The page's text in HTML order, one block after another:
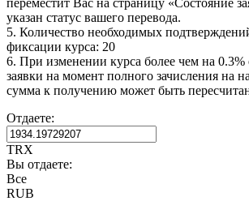
указан статус вашего перевода.
5. Количество необходимых
фиксации курса: 20
6. При изменении курса более чем на 0.3%
заявки на момент полного зачисления на
сумма к получению может быть
Отдаете:
TRX
Вы отдаете:
Все
RUB